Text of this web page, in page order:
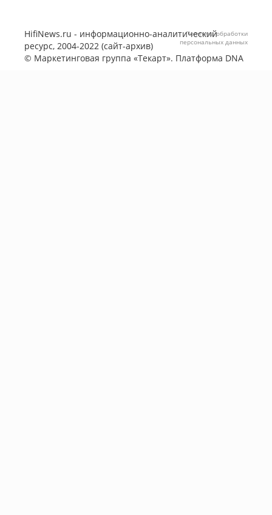
HifiNews.ru - информационно-аналитический
ресурс, 2004-2022 (сайт-архив)
© Маркетинговая группа «Текарт». Платформа DNA
Политика обработки
персональных данных